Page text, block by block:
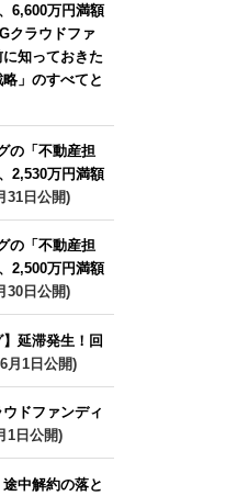
6,600万円満額
クラウドファ
知っておきた
」のすべてと
の「不動産担
2,530万円満額
31日公開)
の「不動産担
2,500万円満額
30日公開)
】延滞発生！回
月1日公開)
ウドファンディ
1日公開)
中解約の落と